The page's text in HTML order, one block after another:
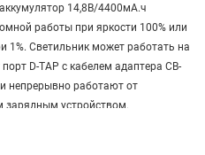
14,8В/4400мА.ч
работы при яркости 100% или
1%. Светильник может работать на
D-TAP с кабелем адаптера CB-
непрерывно работают от
зарядным устройством.